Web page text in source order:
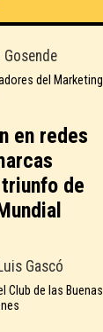
del Marketing
en redes
de
Gascó
Club de las Buenas